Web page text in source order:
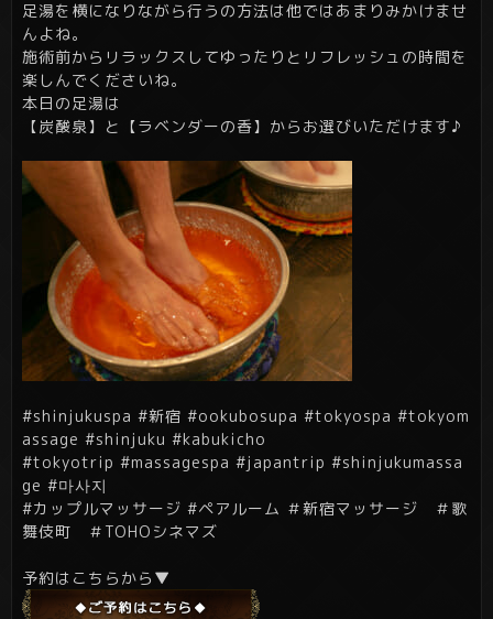
足湯を横になりながら行うの方法は他ではあまりみかけませ
んよね。
施術前からリラックスしてゆったりとリフレッシュの時間を
楽しんでくださいね。
本日の足湯は
【炭酸泉】と【ラベンダーの香】からお選びいただけます♪
#shinjukuspa #新宿 #ookubosupa #tokyospa #tokyom
assage #shinjuku #kabukicho
#tokyotrip #massagespa #japantrip #shinjukumassa
ge #마사지
#カップルマッサージ #ペアルーム ＃新宿マッサージ ＃歌
舞伎町 ＃ TOHOシネマズ
予約はこちらから▼